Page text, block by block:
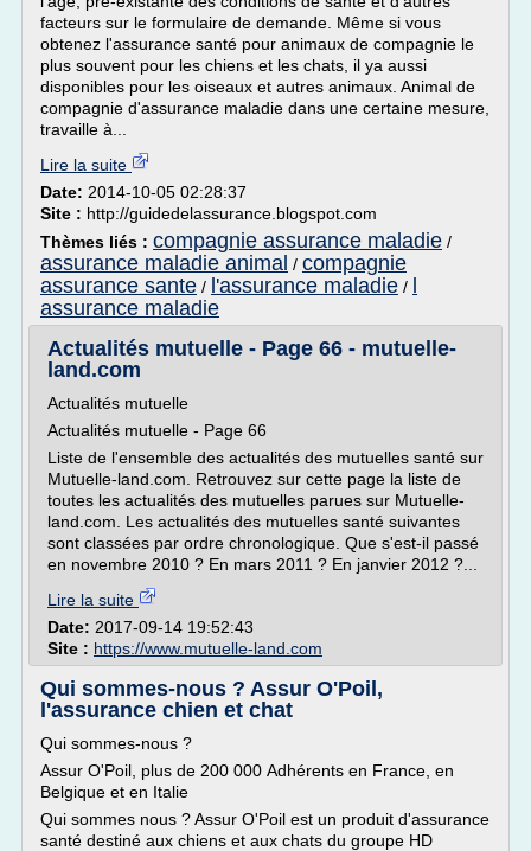
facteurs sur le formulaire de demande. Même si vous
obtenez l'assurance santé pour animaux de compagnie le
plus souvent pour les chiens et les chats, il ya aussi
disponibles pour les oiseaux et autres animaux. Animal de
compagnie d'assurance maladie dans une certaine mesure,
travaille à...
Lire la suite
Date: 2014-10-05 02:28:37
Site : http://guidedelassurance.blogspot.com
Thèmes liés : compagnie assurance maladie /
assurance maladie animal / compagnie
assurance sante / l'assurance maladie /
assurance maladie
Actualités mutuelle - Page 66 - mutuelle-
land.com
Actualités mutuelle
Actualités mutuelle - Page 66
Liste de l'ensemble des actualités des mutuelles santé sur
Mutuelle-land.com. Retrouvez sur cette page la liste de
toutes les actualités des mutuelles parues sur Mutuelle-
land.com. Les actualités des mutuelles santé suivantes
sont classées par ordre chronologique. Que s'est-il passé
en novembre 2010 ? En mars 2011 ? En janvier 2012 ?...
Lire la suite
Date: 2017-09-14 19:52:43
Site : https://www.mutuelle-land.com
Qui sommes-nous ? Assur O'Poil,
l'assurance chien et chat
Qui sommes-nous ?
Assur O'Poil, plus de 200 000 Adhérents en France, en
Belgique et en Italie
Qui sommes nous ? Assur O'Poil est un produit d'assurance
santé destiné aux chiens et aux chats du groupe HD